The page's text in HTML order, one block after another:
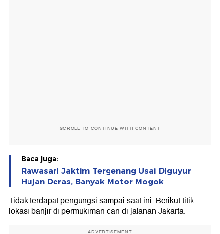
SCROLL TO CONTINUE WITH CONTENT
Baca juga:
Rawasari Jaktim Tergenang Usai Diguyur
Hujan Deras, Banyak Motor Mogok
Tidak terdapat pengungsi sampai saat ini. Berikut titik
lokasi banjir di permukiman dan di jalanan Jakarta.
ADVERTISEMENT